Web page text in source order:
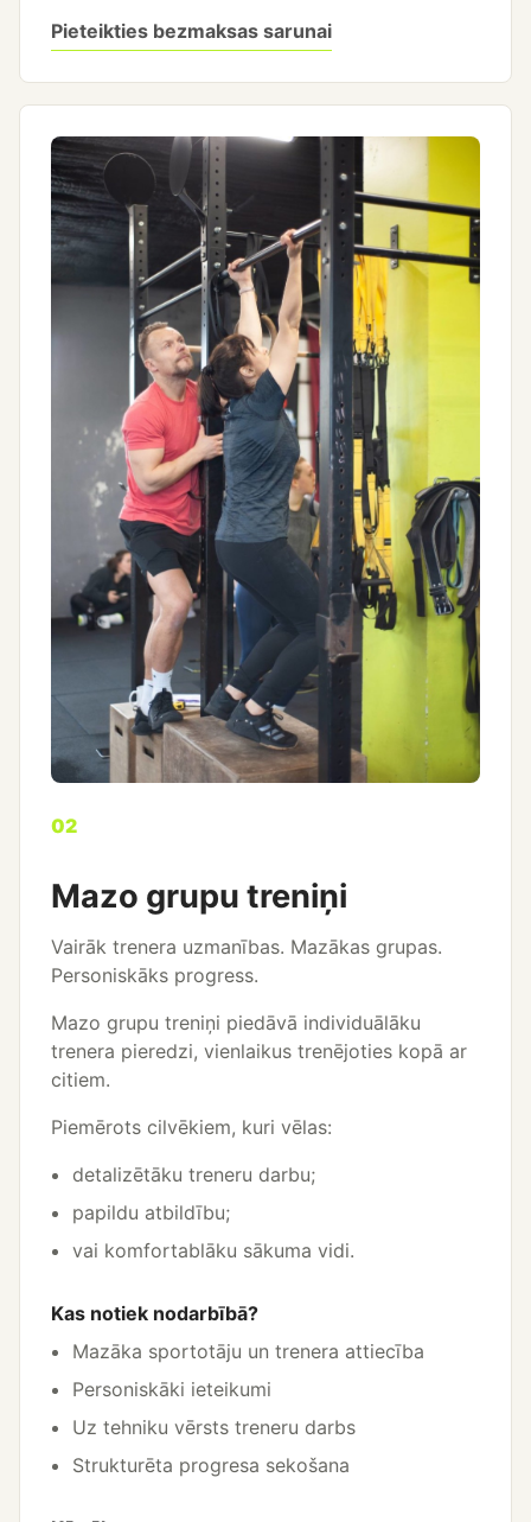
Pieteikties bezmaksas sarunai
02
Mazo grupu treniņi
Vairāk trenera uzmanības. Mazākas grupas.
Personiskāks progress.
Mazo grupu treniņi piedāvā individuālāku
trenera pieredzi, vienlaikus trenējoties kopā ar
citiem.
Piemērots cilvēkiem, kuri vēlas:
detalizētāku treneru darbu;
papildu atbildību;
vai komfortablāku sākuma vidi.
Kas notiek nodarbībā?
Mazāka sportotāju un trenera attiecība
Personiskāki ieteikumi
Uz tehniku vērsts treneru darbs
Strukturēta progresa sekošana